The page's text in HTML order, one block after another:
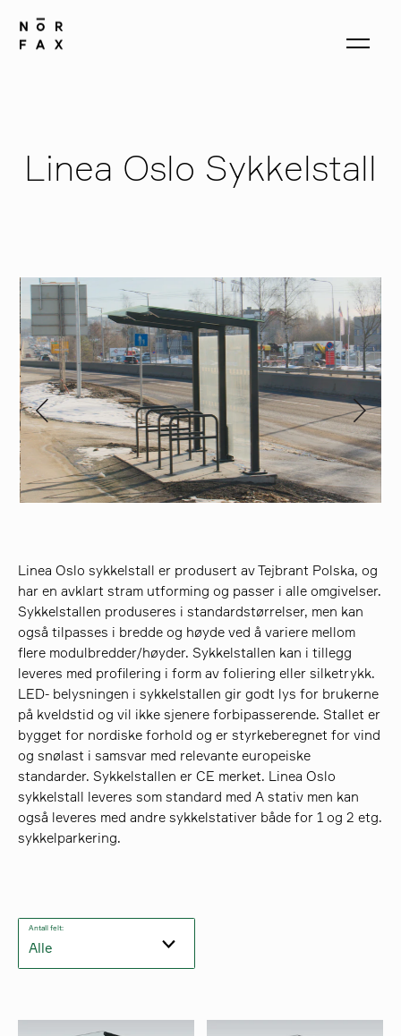
produkter
kontakt
søk
Linea Oslo Sykkelstall
Linea Oslo sykkelstall er produsert av Tejbrant Polska, og
har en avklart stram utforming og passer i alle omgivelser.
Sykkelstallen produseres i standardstørrelser, men kan
også tilpasses i bredde og høyde ved å variere mellom
flere modulbredder/høyder. Sykkelstallen kan i tillegg
leveres med profilering i form av foliering eller silketrykk.
LED- belysningen i sykkelstallen gir godt lys for brukerne
på kveldstid og vil ikke sjenere forbipasserende. Stallet er
bygget for nordiske forhold og er styrkeberegnet for vind
og snølast i samsvar med relevante europeiske
standarder. Sykkelstallen er CE merket. Linea Oslo
sykkelstall leveres som standard med A stativ men kan
også leveres med andre sykkelstativer både for 1 og 2 etg.
sykkelparkering.
Antall felt:
Alle